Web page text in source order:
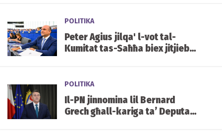
POLITIKA
Peter Agius jilqa' l-vot tal-
Kumitat tas-Saħħa biex jitjiebu
POLITIKA
Il-PN jinnomina lil Bernard
Grech għall-kariga ta’ Deputat